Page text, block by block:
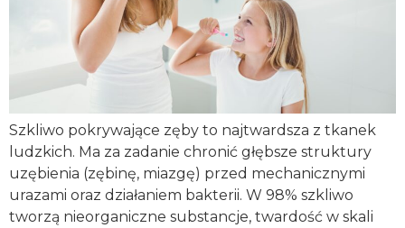
Szkliwo pokrywające zęby to najtwardsza z tkanek
ludzkich. Ma za zadanie chronić głębsze struktury
uzębienia (zębinę, miazgę) przed mechanicznymi
urazami oraz działaniem bakterii. W 98% szkliwo
tworzą nieorganiczne substancje, twardość w skali